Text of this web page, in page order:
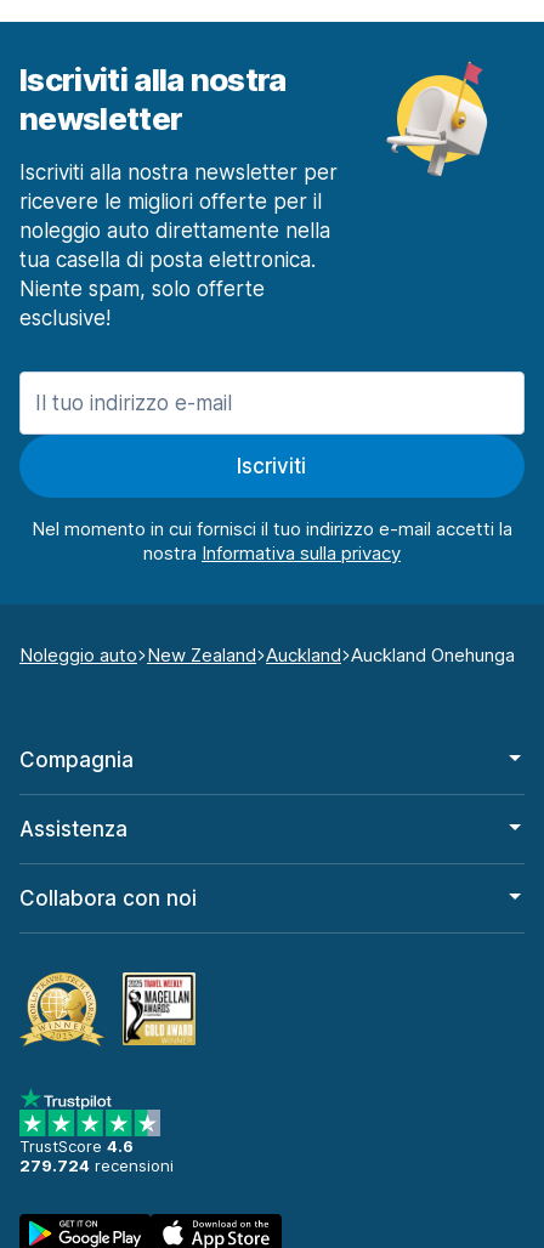
Iscriviti alla nostra
newsletter
Iscriviti alla nostra newsletter per
ricevere le migliori offerte per il
noleggio auto direttamente nella
tua casella di posta elettronica.
Niente spam, solo offerte
esclusive!
Iscriviti
Nel momento in cui fornisci il tuo indirizzo e-mail accetti la
nostra
Noleggio auto New Zealand Auckland Auckland Onehunga
Compagnia
Assistenza
Collabora con noi
TrustScore 4.6
279.724 recensioni